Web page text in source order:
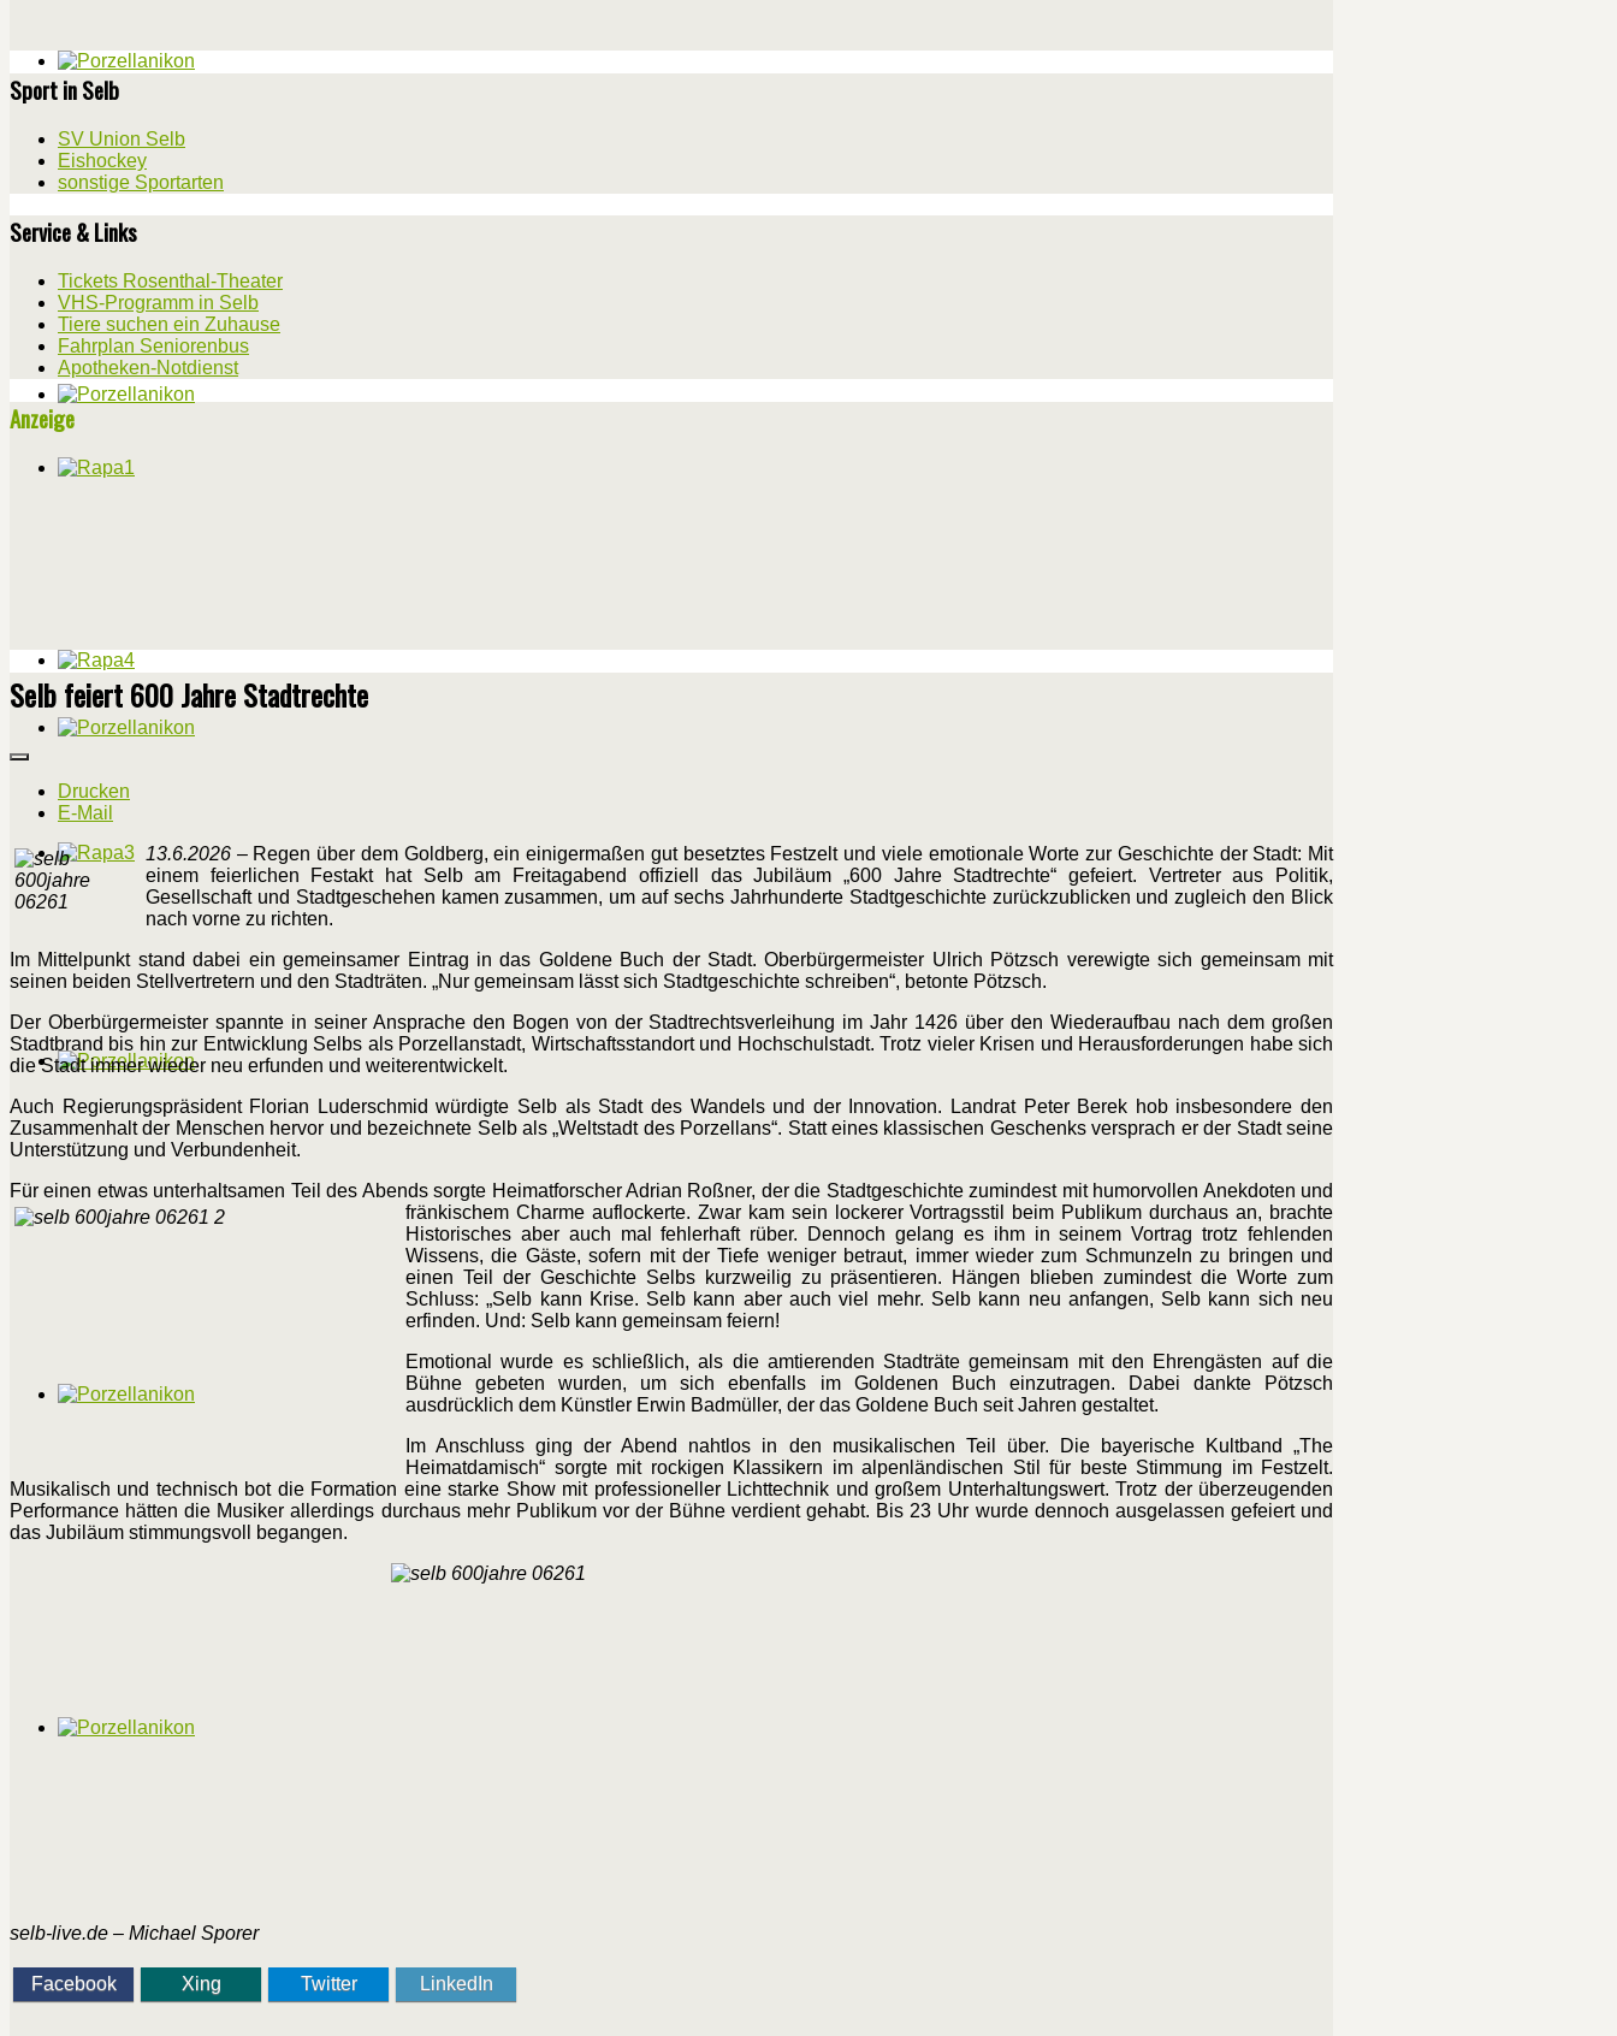
Sport in Selb
SV Union Selb
Eishockey
sonstige Sportarten
Service & Links
Tickets Rosenthal-Theater
VHS-Programm in Selb
Tiere suchen ein Zuhause
Fahrplan Seniorenbus
Apotheken-Notdienst
Anzeige
Selb feiert 600 Jahre Stadtrechte
Drucken
E-Mail
13.6.2026 – Regen über dem Goldberg, ein einigermaßen gut besetztes Festzelt und viele emotionale Worte zur Geschichte der Stadt: Mit
einem feierlichen Festakt hat Selb am Freitagabend offiziell das Jubiläum „600 Jahre Stadtrechte“ gefeiert. Vertreter aus Politik,
Gesellschaft und Stadtgeschehen kamen zusammen, um auf sechs Jahrhunderte Stadtgeschichte zurückzublicken und zugleich den Blick
nach vorne zu richten.
Im Mittelpunkt stand dabei ein gemeinsamer Eintrag in das Goldene Buch der Stadt. Oberbürgermeister Ulrich Pötzsch verewigte sich gemeinsam mit
seinen beiden Stellvertretern und den Stadträten. „Nur gemeinsam lässt sich Stadtgeschichte schreiben“, betonte Pötzsch.
Der Oberbürgermeister spannte in seiner Ansprache den Bogen von der Stadtrechtsverleihung im Jahr 1426 über den Wiederaufbau nach dem großen
Stadtbrand bis hin zur Entwicklung Selbs als Porzellanstadt, Wirtschaftsstandort und Hochschulstadt. Trotz vieler Krisen und Herausforderungen habe sich
die Stadt immer wieder neu erfunden und weiterentwickelt.
Auch Regierungspräsident Florian Luderschmid würdigte Selb als Stadt des Wandels und der Innovation. Landrat Peter Berek hob insbesondere den
Zusammenhalt der Menschen hervor und bezeichnete Selb als „Weltstadt des Porzellans“. Statt eines klassischen Geschenks versprach er der Stadt seine
Unterstützung und Verbundenheit.
Für einen etwas unterhaltsamen Teil des Abends sorgte Heimatforscher Adrian Roßner, der die Stadtgeschichte zumindest mit humorvollen Anekdoten und
fränkischem Charme auflockerte. Zwar kam sein lockerer Vortragsstil beim Publikum durchaus an, brachte
Historisches aber auch mal fehlerhaft rüber. Dennoch gelang es ihm in seinem Vortrag trotz fehlenden
Wissens, die Gäste, sofern mit der Tiefe weniger betraut, immer wieder zum Schmunzeln zu bringen und
einen Teil der Geschichte Selbs kurzweilig zu präsentieren. Hängen blieben zumindest die Worte zum
Schluss: „Selb kann Krise. Selb kann aber auch viel mehr. Selb kann neu anfangen, Selb kann sich neu
erfinden. Und: Selb kann gemeinsam feiern!
Emotional wurde es schließlich, als die amtierenden Stadträte gemeinsam mit den Ehrengästen auf die
Bühne gebeten wurden, um sich ebenfalls im Goldenen Buch einzutragen. Dabei dankte Pötzsch
ausdrücklich dem Künstler Erwin Badmüller, der das Goldene Buch seit Jahren gestaltet.
Im Anschluss ging der Abend nahtlos in den musikalischen Teil über. Die bayerische Kultband „The
Heimatdamisch“ sorgte mit rockigen Klassikern im alpenländischen Stil für beste Stimmung im Festzelt.
Musikalisch und technisch bot die Formation eine starke Show mit professioneller Lichttechnik und großem Unterhaltungswert. Trotz der überzeugenden
Performance hätten die Musiker allerdings durchaus mehr Publikum vor der Bühne verdient gehabt. Bis 23 Uhr wurde dennoch ausgelassen gefeiert und
das Jubiläum stimmungsvoll begangen.
selb-live.de – Michael Sporer
Facebook Xing Twitter LinkedIn